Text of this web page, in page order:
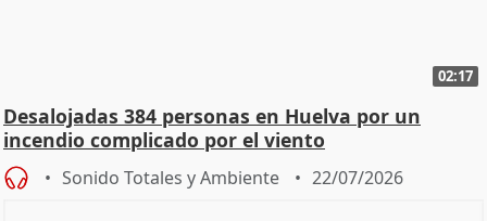
02:17
Desalojadas 384 personas en Huelva por un
incendio complicado por el viento
Sonido Totales y Ambiente 22/07/2026